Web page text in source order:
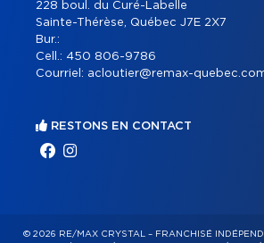
228 boul. du Curé-Labelle
Sainte-Thérèse, Québec J7E 2X7
Bur.:
Cell.: 450 806-9786
Courriel: acloutier@remax-
RESTONS EN CONTACT
© 2026 RE/MAX CRYSTAL – FRANCHISÉ